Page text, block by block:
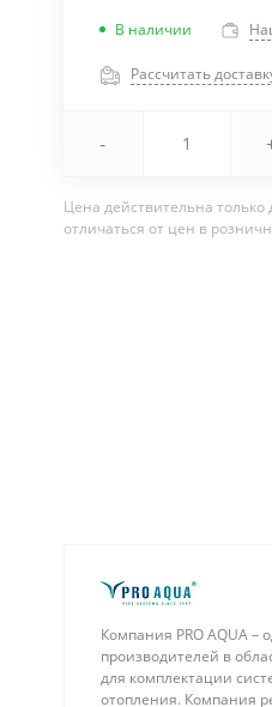
В наличии
Рассчитать
-
Цена действительна
отличаться от цен в
Компания PRO AQUA –
производителей в
для комплектации
отопления. Компания